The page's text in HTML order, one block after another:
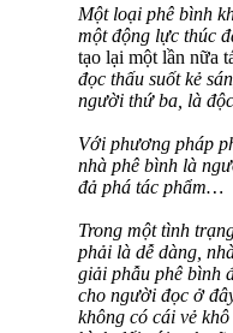
Một loại phê bình
một động lực thúc
tạo lại một lần nữa
đọc thấu suốt kẻ
người thứ ba, là
Với phương pháp
nhà phê bình là
đả phá tác phẩm…
Trong một tình
phải là dễ dàng,
giải phẫu phê bình
cho người đọc ở
không có cái vẻ